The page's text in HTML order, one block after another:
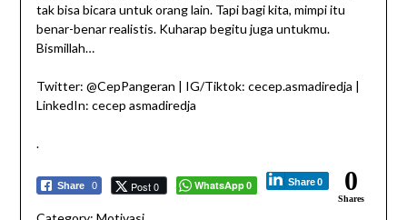
tak bisa bicara untuk orang lain. Tapi bagi kita, mimpi itu
benar-benar realistis. Kuharap begitu juga untukmu.
Bismillah…
Twitter: @CepPangeran | IG/Tiktok: cecep.asmadiredja |
LinkedIn: cecep asmadiredja
.
Share 0 Post 0 WhatsApp 0 Share 0 0
Shares